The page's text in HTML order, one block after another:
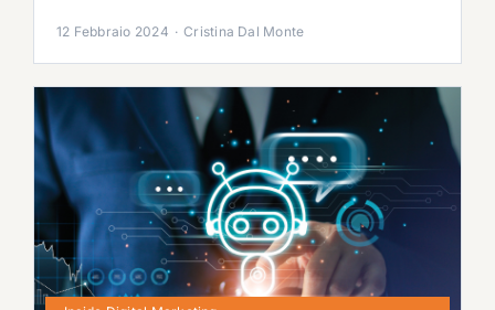
12 Febbraio 2024 · Cristina Dal Monte